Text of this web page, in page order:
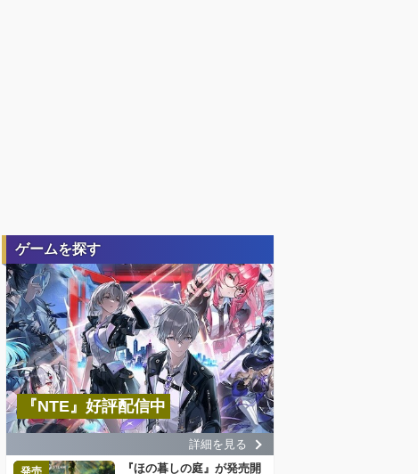
ゲームを探す
『NTE』好評配信中
詳細を見る
発売
『ほの暮しの庭』が発売開